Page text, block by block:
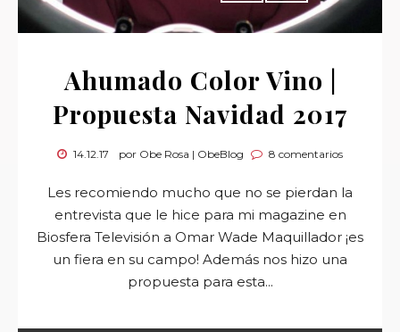
Ahumado Color Vino |
Propuesta Navidad 2017
14.12.17 por Obe Rosa | ObeBlog 8 comentarios
Les recomiendo mucho que no se pierdan la
entrevista que le hice para mi magazine en
Biosfera Televisión a Omar Wade Maquillador ¡es
un fiera en su campo! Además nos hizo una
propuesta para esta...